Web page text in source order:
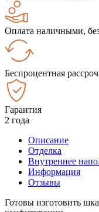
Оплата наличными,
Беспроцентная
Гарантия
2 года
Описание
Отделка
Внутреннее
Информация
Отзывы
Готовы изготовить